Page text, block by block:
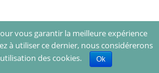
vous garantir la meilleure expérience
à utiliser ce dernier, nous considérerons
des cookies.
Ok